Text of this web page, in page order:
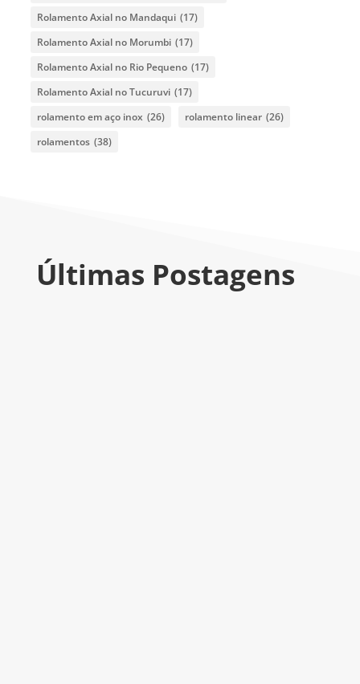
Rolamento Axial no Mandaqui (17)
Rolamento Axial no Morumbi (17)
Rolamento Axial no Rio Pequeno (17)
Rolamento Axial no Tucuruvi (17)
rolamento em aço inox (26) rolamento linear (26)
rolamentos (38)
Últimas Postagens